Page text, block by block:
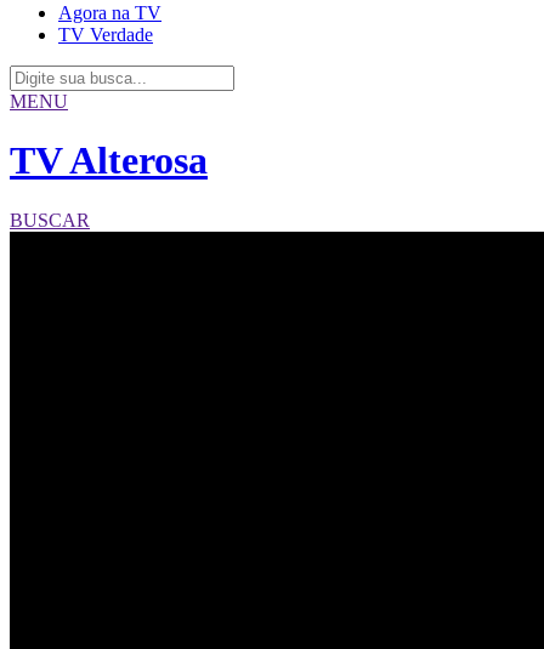
Agora na TV
TV Verdade
MENU
TV Alterosa
BUSCAR